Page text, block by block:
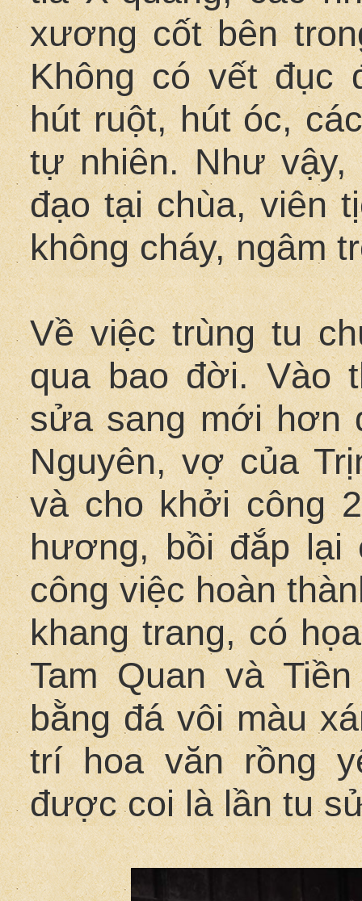
xương cốt bên
Không có vết đục
hút ruột, hút óc,
tự nhiên. Như
đạo tại chùa, viên
không cháy, ngâm
Về việc trùng tu
qua bao đời. Vào
sửa sang mới hơn
Nguyên, vợ của
và cho khởi công
hương, bồi đắp lại
công việc hoàn
khang trang, có
Tam Quan và
bằng đá vôi màu
trí hoa văn rồng
được coi là lần tu